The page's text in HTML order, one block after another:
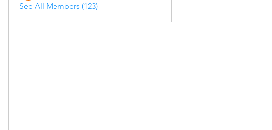
See All Members (123)